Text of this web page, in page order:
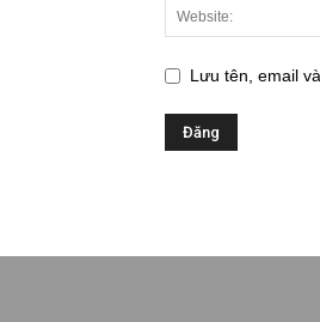
Lưu tên, email